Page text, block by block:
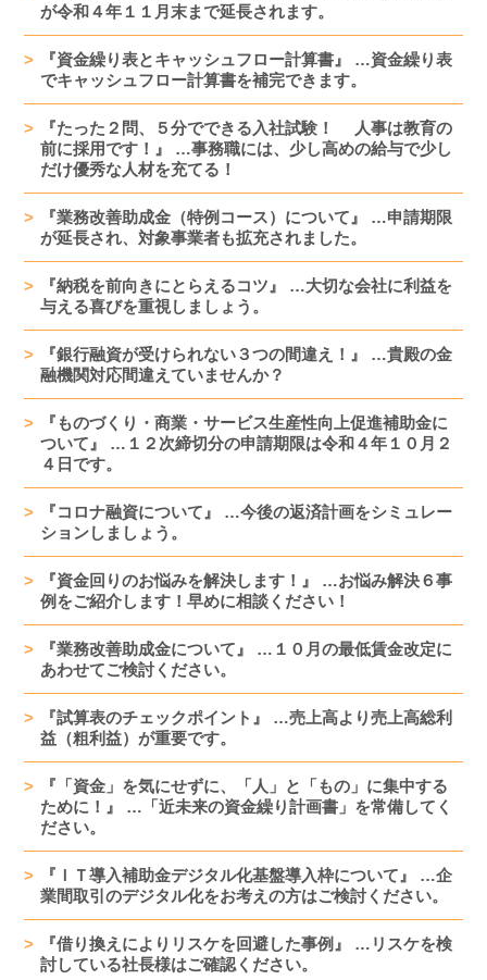
が令和４年１１月末まで延長されます。
『資金繰り表とキャッシュフロー計算書』 …資金繰り表
でキャッシュフロー計算書を補完できます。
『たった２問、５分でできる入社試験！ 人事は教育の
前に採用です！』 …事務職には、少し高めの給与で少し
だけ優秀な人材を充てる！
『業務改善助成金（特例コース）について』 …申請期限
が延長され、対象事業者も拡充されました。
『納税を前向きにとらえるコツ』 …大切な会社に利益を
与える喜びを重視しましょう。
『銀行融資が受けられない３つの間違え！』 …貴殿の金
融機関対応間違えていませんか？
『ものづくり・商業・サービス生産性向上促進補助金に
ついて』 …１２次締切分の申請期限は令和４年１０月２
４日です。
『コロナ融資について』 …今後の返済計画をシミュレー
ションしましょう。
『資金回りのお悩みを解決します！』 …お悩み解決６事
例をご紹介します！早めに相談ください！
『業務改善助成金について』 …１０月の最低賃金改定に
あわせてご検討ください。
『試算表のチェックポイント』 …売上高より売上高総利
益（粗利益）が重要です。
『「資金」を気にせずに、「人」と「もの」に集中する
ために！』 …「近未来の資金繰り計画書」を常備してく
ださい。
『ＩＴ導入補助金デジタル化基盤導入枠について』 …企
業間取引のデジタル化をお考えの方はご検討ください。
『借り換えによりリスケを回避した事例』 …リスケを検
討している社長様はご確認ください。